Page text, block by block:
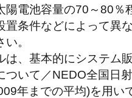
陽電池容量の70～80％
置条件などによって異
。
は、基本的にシステム
ついて／NEDO全国日
年までの平均)を用い